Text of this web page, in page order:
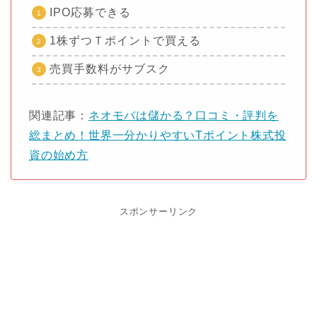
IPO応募できる
1株ずつＴポイントで買える
売買手数料がサブスク
関連記事： ネオモバは儲かる？口コミ・評判を
総まとめ！世界一分かりやすいTポイント株式投
資の始め方
スポンサーリンク